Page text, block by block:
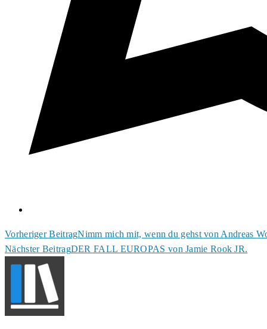
Weitere
Artikel
ansehen
Vorheriger BeitragNimm mich mit, wenn du gehst von Andreas
Nächster BeitragDER FALL EUROPAS von Jamie Rook JR.